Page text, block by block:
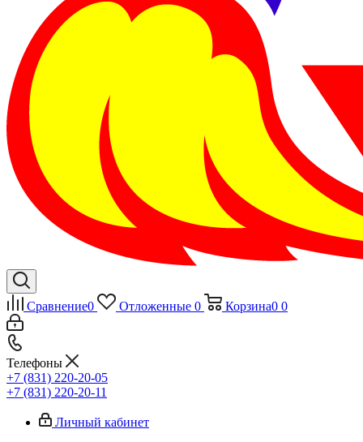
Сравнение0 Отложенные 0 Корзина0 0
Телефоны
+7 (831) 220-20-05
+7 (831) 220-20-11
Личный кабинет